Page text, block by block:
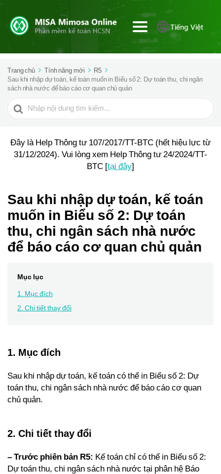
Tiếng Việt
Trang chủ Tính năng mới
R5
Sau khi nhập dự toán, kế toán muốn in Biểu số 2: Dự toán thu, chi ngân
sách nhà nước để báo cáo cơ quan chủ quản
Tìm
kiếm
Đây là Help Thông tư 107/2017/TT-BTC (hết hiệu lực từ
31/12/2024). Vui lòng xem Help Thông tư 24/2024/TT-
BTC [tại đây]
Sau khi nhập dự toán, kế toán
muốn in Biểu số 2: Dự toán
thu, chi ngân sách nhà nước
để báo cáo cơ quan chủ quản
Mục lục
1. Mục đích
2. Chi tiết thay đổi
1. Mục đích
Sau khi nhập dự toán, kế toán có thể in Biểu số 2: Dự
toán thu, chi ngân sách nhà nước để báo cáo cơ quan
chủ quản.
2. Chi tiết thay đổi
– Trước phiên bản R5: Kế toán chỉ có thể in Biểu số 2:
Dự toán thu, chi ngân sách nhà nước tại phân hệ Báo